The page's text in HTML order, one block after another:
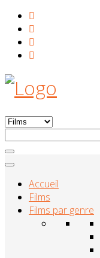
Accueil
Films
Films par genre